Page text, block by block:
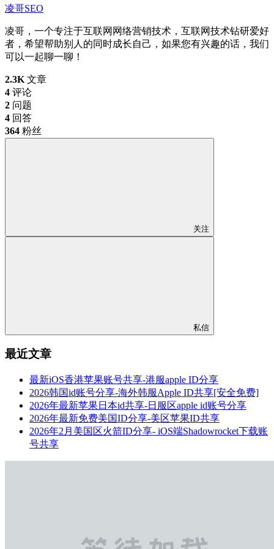
凌哥SEO
凌哥，一个专注于互联网网络营销技术，互联网技术钻研爱好
者，希望帮助别人的同时成长自己，如果您有兴趣的话，我们
可以一起聊一聊！
2.3K 文章
4 评论
2 问题
4 回答
364 粉丝
关注
私信
最近文章
最新iOS香港苹果账号共享-港服apple ID分享
2026韩国id账号分享-海外韩服Apple ID共享[安全免费]
2026年最新苹果日本id共享-日服区apple id账号分享
2026年最新免费美国ID分享-美区苹果ID共享
2026年2月美国区火箭ID分享- iOS端Shadowrocket下载账
号共享